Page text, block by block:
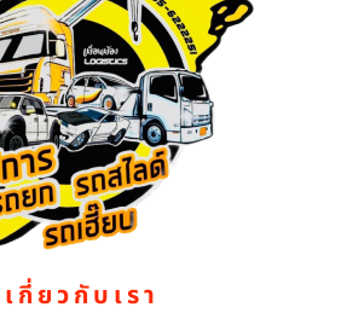
เกี่ยวกับเรา